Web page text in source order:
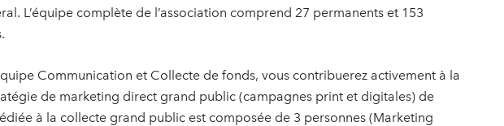
L’équipe complète de l’association comprend 27 permanents et 153
Communication et Collecte de fonds, vous contribuerez activement à la
de marketing direct grand public (campagnes print et digitales) de
à la collecte grand public est composée de 3 personnes (Marketing